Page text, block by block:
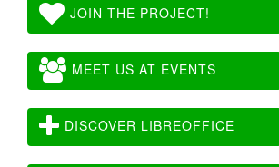
JOIN THE PROJECT!
MEET US AT EVENTS
DISCOVER LIBREOFFICE